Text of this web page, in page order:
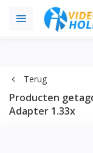
Terug
Producten
Adapter 1.33x